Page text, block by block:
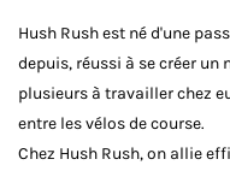
Hush Rush est né d'une
depuis, réussi à se créer
plusieurs à travailler chez
entre les vélos de course.
Chez Hush Rush, on allie